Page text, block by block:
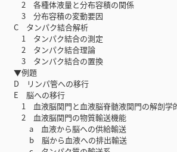
2 各種体液量と分布容積の関係
3 分布容積の変動要因
C タンパク結合解析
1 タンパク結合の測定
2 タンパク結合理論
3 タンパク結合の置換
▼例題
D リンパ管への移行
E 脳への移行
1 血液脳関門と血液脳脊髄液関門の解剖学
2 血液脳関門の物質輸送機能
a 血液から脳への供給輸送
b 脳から血液への排出輸送